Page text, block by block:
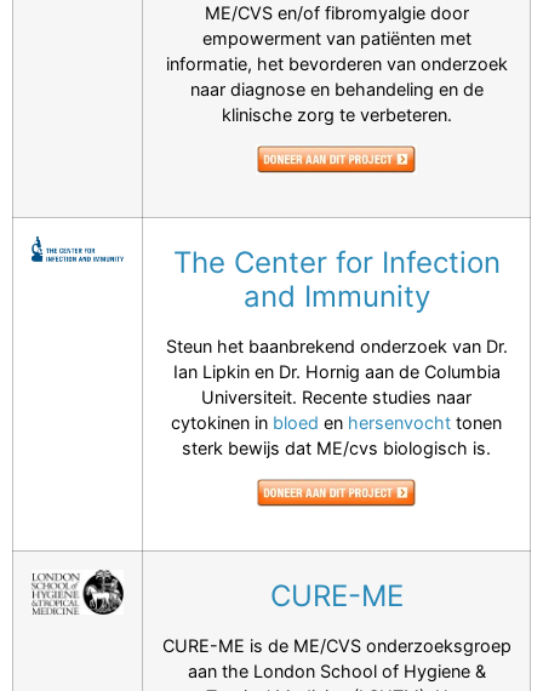
ME/CVS en/of fibromyalgie door
empowerment van patiënten met
informatie, het bevorderen van onderzoek
naar diagnose en behandeling en de
klinische zorg te verbeteren.
The Center for Infection
and Immunity
Steun het baanbrekend onderzoek van Dr.
Ian Lipkin en Dr. Hornig aan de Columbia
Universiteit. Recente studies naar
cytokinen in bloed en hersenvocht tonen
sterk bewijs dat ME/cvs biologisch is.
CURE-ME
CURE-ME is de ME/CVS onderzoeksgroep
aan the London School of Hygiene &